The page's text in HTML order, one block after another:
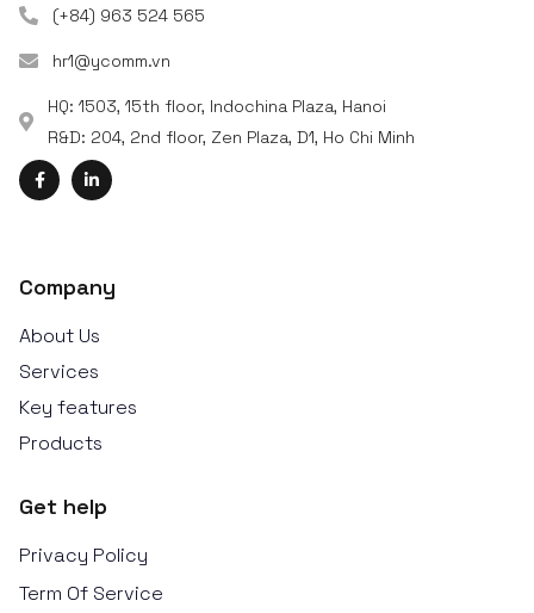
(+84) 963 524 565
hr1@ycomm.vn
HQ: 1503, 15th floor, Indochina Plaza, Hanoi
R&D: 204, 2nd floor, Zen Plaza, D1, Ho Chi Minh
Company
About Us
Services
Key features
Products
Get help
Privacy Policy
Term Of Service